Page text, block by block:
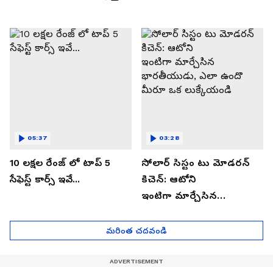
10 లక్షల రేంజ్ లో టాప్ 5
సేఫెస్ట్ కార్స్ ఇవే...
05:37
సోలార్ సిస్టం టు మోడరన్
కిచెన్: ఆటోని
ఇంటిగా మార్చేసిన
మీరూ ఒక లుక్కేయండి
03:28
మరింత చదవండి